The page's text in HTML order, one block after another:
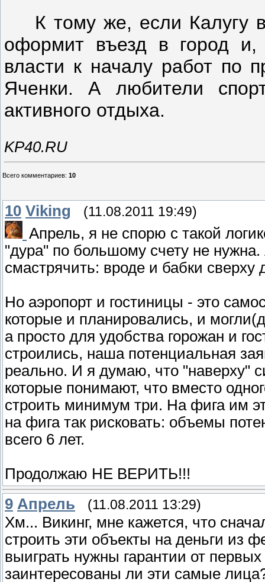
К тому же, если Калугу
оформит въезд в город и,
власти к началу работ по
Яченки. А любители
активного отдыха.
KP40.RU
Всего комментариев: 10
10 Viking (11.08.2011 19:49)
Апрель, я не спорю с такой
"дура" по большому счету не
смастрячить: вроде и бабки сверху
Но аэропорт и гостиницы - это
которые и планировались, и
а просто для удобства горожан и
строились, наша потенциальная
реально. И я думаю, что "наверху"
которые понимают, что вместо
строить минимум три. На фига им
на фига так рисковать: объемы
всего 6 лет.
Продолжаю НЕ ВЕРИТЬ!!!
9 Апрель (11.08.2011 13:29)
Хм... Викинг, мне кажется, что
строить эти объекты на деньги из
выиграть нужны гарантии от
заинтересованы ли эти самые